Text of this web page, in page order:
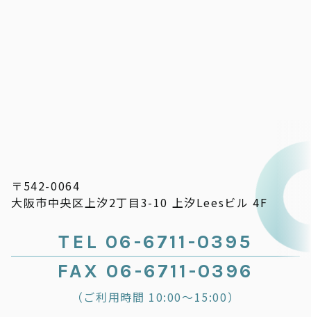
〒542-0064
大阪市中央区上汐2丁目3-10 上汐Leesビル 4F
TEL 06-6711-0395
FAX 06-6711-0396
（ご利用時間 10:00～15:00）